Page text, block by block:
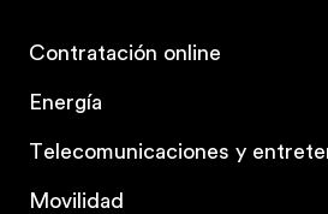
Contratación online
Energía
Telecomunicaciones y
Movilidad